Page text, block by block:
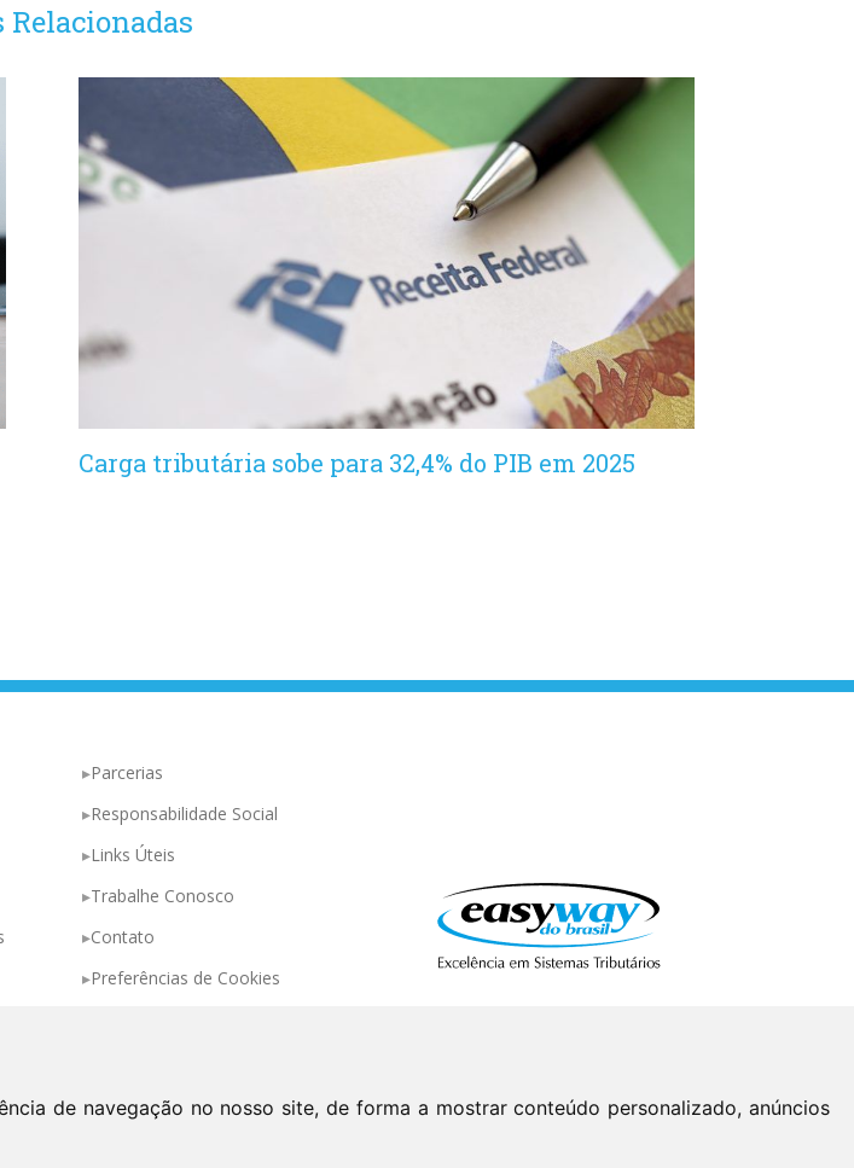
de navegação no nosso site, de forma a mostrar conteúdo personalizado, anúncios
Carga tributária sobe para 32,4% do PIB em 2025
Parcerias
Responsabilidade Social
Links Úteis
Trabalhe Conosco
Contato
Preferências de Cookies
de Privacidade